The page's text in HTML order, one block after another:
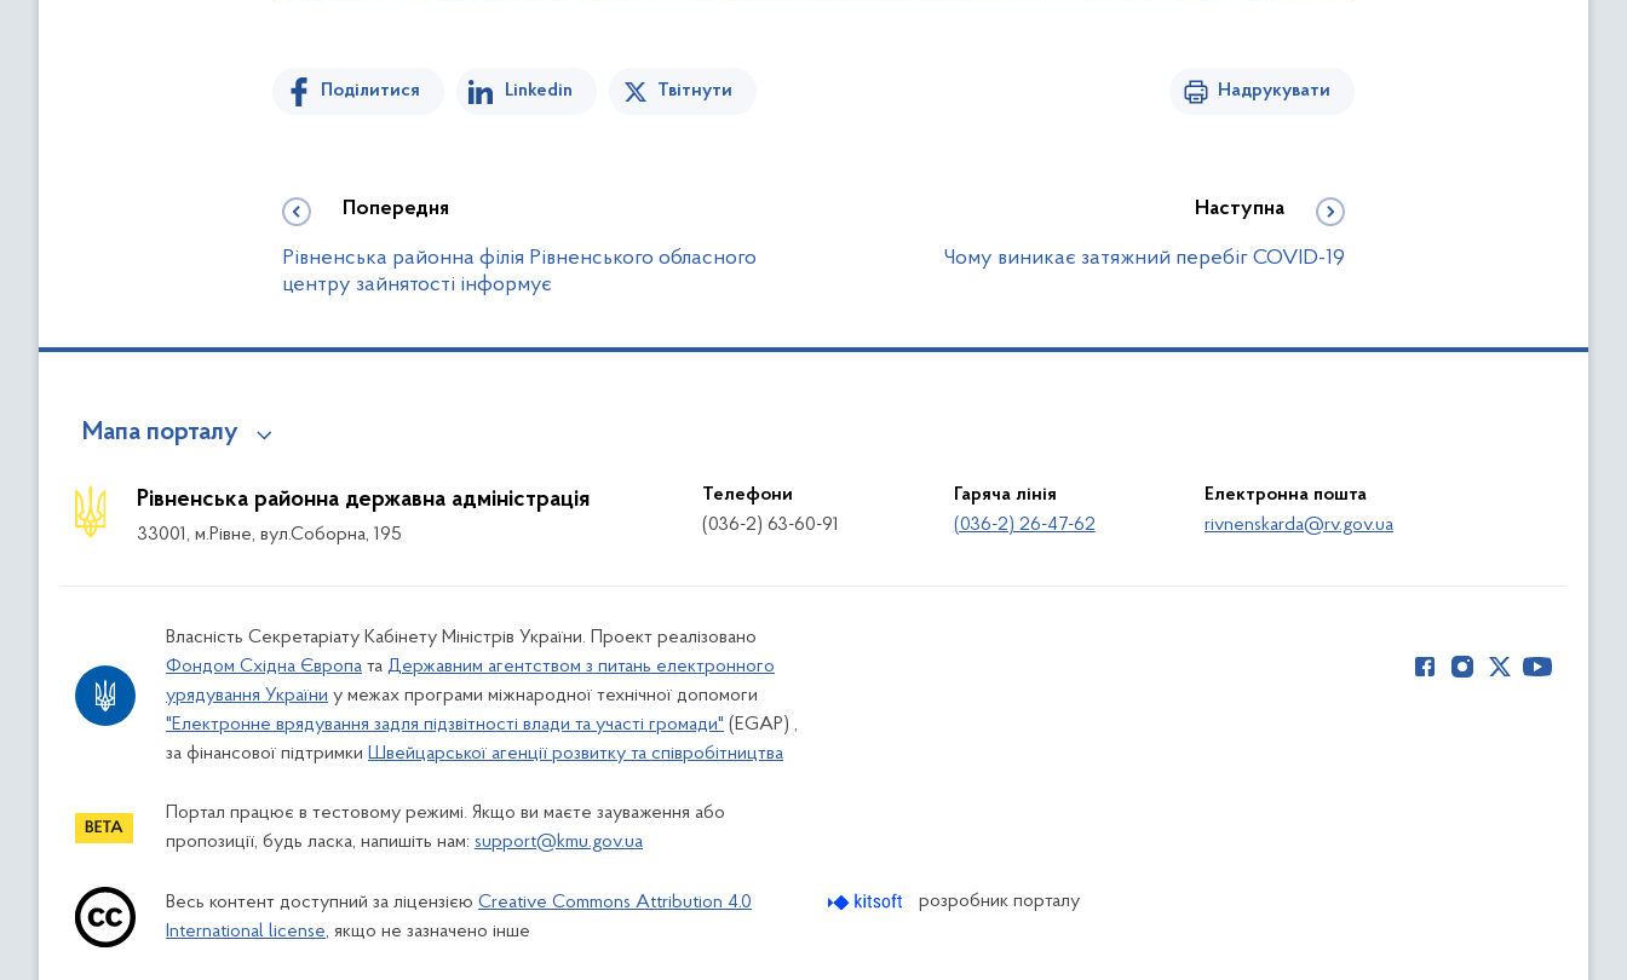
Поділитися Linkedin Твітнути Надрукувати
Попередня
Рівненська районна філія Рівненського обласного
центру зайнятості інформує
Наступна
Чому виникає затяжний перебіг COVID-19
Мапа порталу
Рівненська районна державна адміністрація
33001, м.Рівне, вул.Соборна, 195
Телефони
(036-2) 63-60-91
Гаряча лінія
(036-2) 26-47-62
Електронна пошта
rivnenskarda@rv.gov.ua
Власність Секретаріату Кабінету Міністрів України. Проект реалізовано
Фондом Східна Європа та Державним агентством з питань електронного
урядування України у межах програми міжнародної технічної допомоги
"Електронне врядування задля підзвітності влади та участі громади" (EGAP) ,
за фінансової підтримки Швейцарської агенції розвитку та співробітництва
Портал працює в тестовому режимі. Якщо ви маєте зауваження або
пропозиції, будь ласка, напишіть нам: support@kmu.gov.ua
Весь контент доступний за ліцензією Creative Commons Attribution 4.0
International license, якщо не зазначено інше
розробник порталу